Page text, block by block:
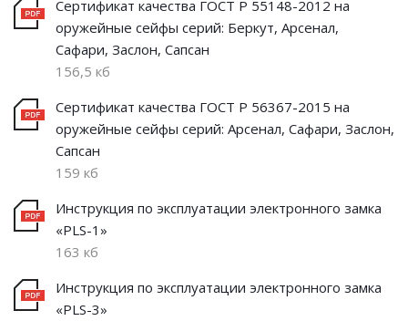
Сертификат качества ГОСТ Р 55148-2012 на
оружейные сейфы серий: Беркут, Арсенал,
Сафари, Заслон, Сапсан
156,5 кб
Сертификат качества ГОСТ Р 56367-2015 на
оружейные сейфы серий: Арсенал, Сафари, Заслон,
Сапсан
159 кб
Инструкция по эксплуатации электронного замка
«PLS-1»
163 кб
Инструкция по эксплуатации электронного замка
«PLS-3»